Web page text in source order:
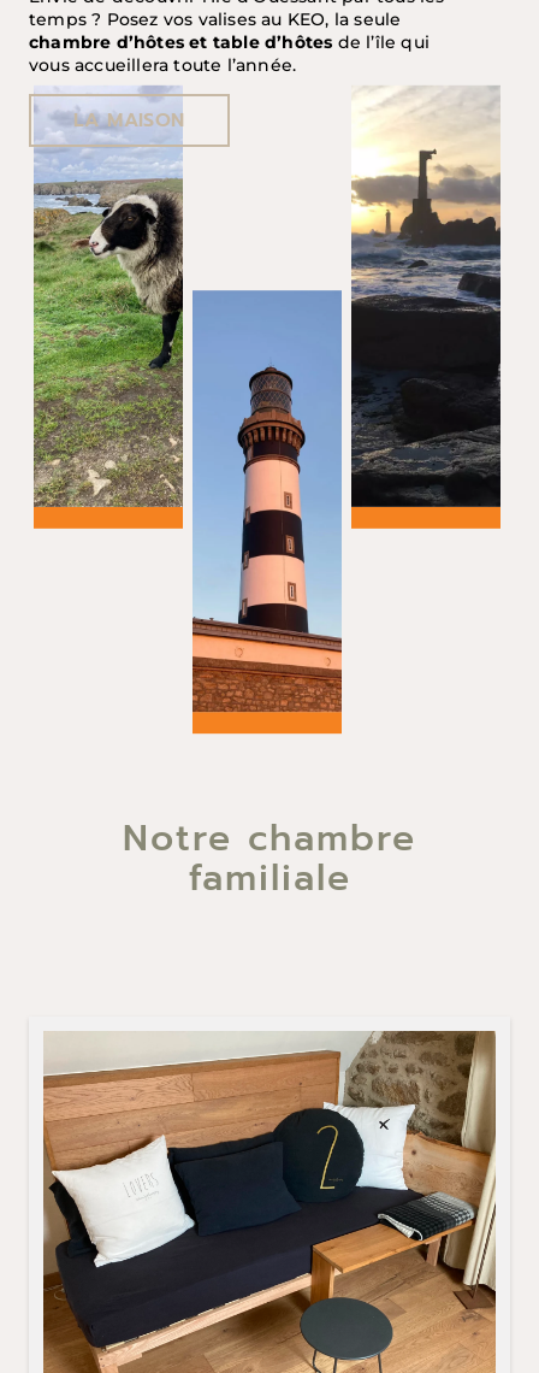
temps ? Posez vos valises au KEO, la seule
chambre d’hôtes et table d’hôtes de l’île qui
vous accueillera toute l’année.
LA MAISON
Notre chambre
familiale